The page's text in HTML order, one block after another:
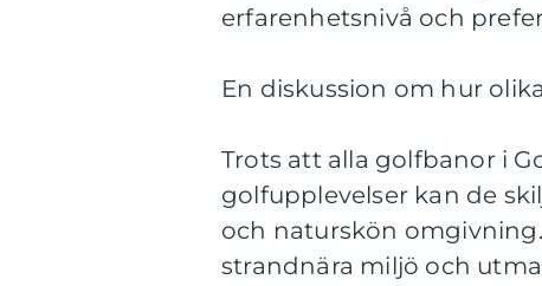
erfarenhetsnivå och
En diskussion om hur
Trots att alla golfbanor i
golfupplevelser kan de
och naturskön
strandnära miljö och